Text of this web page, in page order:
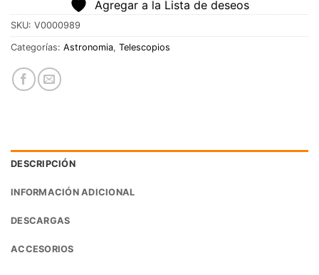
Agregar a la Lista de deseos
SKU: V0000989
Categorías: Astronomia, Telescopios
DESCRIPCIÓN
INFORMACIÓN ADICIONAL
DESCARGAS
ACCESORIOS